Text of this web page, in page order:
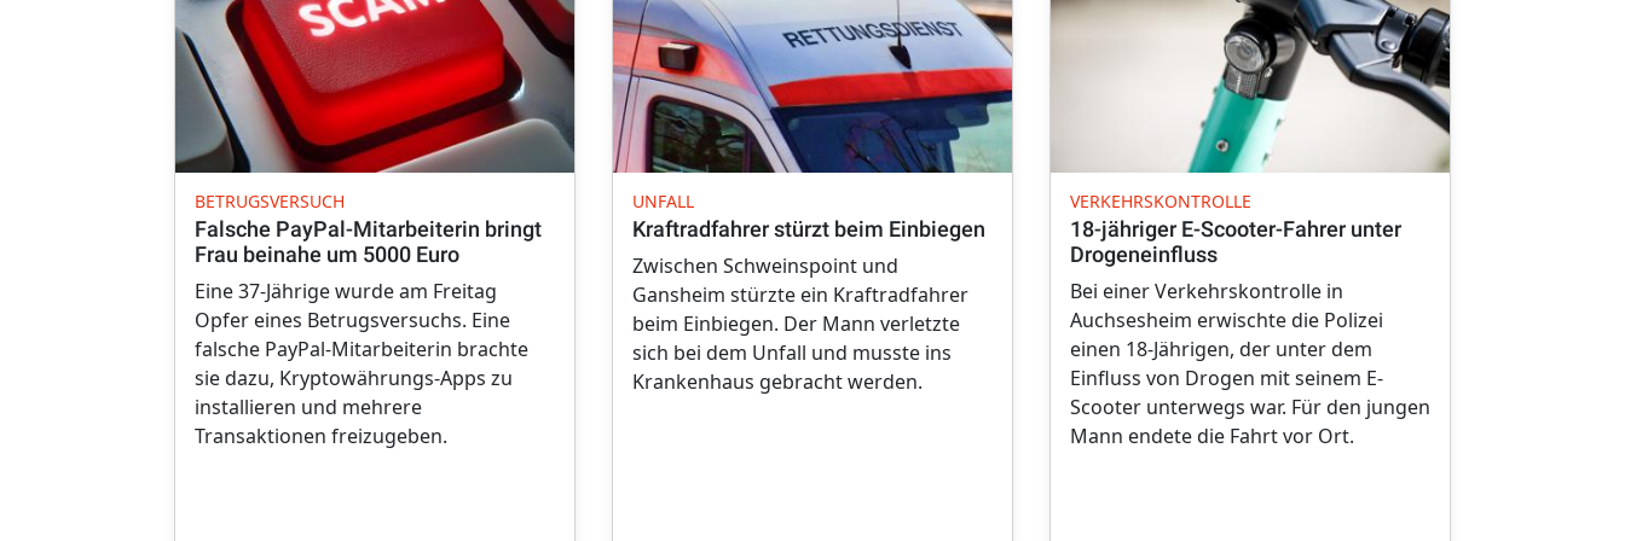
BETRUGSVERSUCH
Falsche PayPal-Mitarbeiterin bringt
Frau beinahe um 5000 Euro
Eine 37-Jährige wurde am Freitag
Opfer eines Betrugsversuchs. Eine
falsche PayPal-Mitarbeiterin brachte
sie dazu, Kryptowährungs-Apps zu
installieren und mehrere
Transaktionen freizugeben.
UNFALL
Kraftradfahrer stürzt beim Einbiegen
Zwischen Schweinspoint und
Gansheim stürzte ein Kraftradfahrer
beim Einbiegen. Der Mann verletzte
sich bei dem Unfall und musste ins
Krankenhaus gebracht werden.
VERKEHRSKONTROLLE
18-jähriger E-Scooter-Fahrer unter
Drogeneinfluss
Bei einer Verkehrskontrolle in
Auchsesheim erwischte die Polizei
einen 18-Jährigen, der unter dem
Einfluss von Drogen mit seinem E-
Scooter unterwegs war. Für den jungen
Mann endete die Fahrt vor Ort.